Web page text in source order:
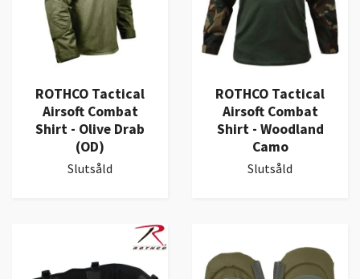
ROTHCO Tactical
Airsoft Combat
Shirt - Olive Drab
(OD)
Slutsåld
ROTHCO Tactical
Airsoft Combat
Shirt - Woodland
Camo
Slutsåld